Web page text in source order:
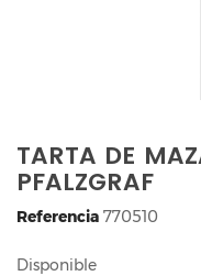
TARTA DE
PFALZGRAF
Referencia 770510
Disponible